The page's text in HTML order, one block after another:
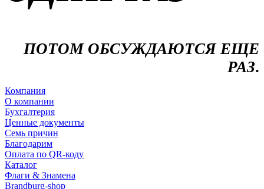
ПОТОМ ОБСУЖДАЮТСЯ ЕЩЕ
РАЗ.
Компания
О компании
Бухгалтерия
Ценные документы
Семь причин
Благодарим
Оплата по QR-коду
Каталог
Флаги & Знамена
Brandburg-shop